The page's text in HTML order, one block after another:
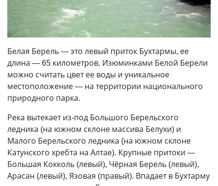
Белая Берель — это левый приток Бухтармы, ее
длина — 65 километров. Изюминками Белой Берели
можно считать цвет ее воды и уникальное
местоположение — на территории национального
природного парка.
Река вытекает из-под Большого Берельского
ледника (на южном склоне массива Белухи) и
Малого Берельского ледника (на южном склоне
Катунского хребта на Алтае). Крупные притоки —
Большая Кокколь (левый), Чёрная Берель (левый),
Арасан (левый), Язовая (правый). Впадает в Бухтарму